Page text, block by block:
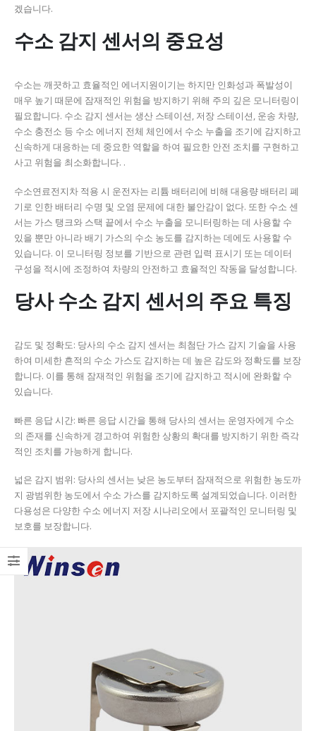
겠습니다.
수소 감지 센서의 중요성
수소는 깨끗하고 효율적인 에너지원이기는 하지만 인화성과 폭발성이
매우 높기 때문에 잠재적인 위험을 방지하기 위해 주의 깊은 모니터링이
필요합니다. 수소 감지 센서는 생산 스테이션, 저장 스테이션, 운송 차량,
수소 충전소 등 수소 에너지 전체 체인에서 수소 누출을 조기에 감지하고
신속하게 대응하는 데 중요한 역할을 하여 필요한 안전 조치를 구현하고
사고 위험을 최소화합니다. .
수소연료전지차 적용 시 운전자는 리튬 배터리에 비해 대용량 배터리 폐
기로 인한 배터리 수명 및 오염 문제에 대한 불안감이 없다. 또한 수소 센
서는 가스 탱크와 스택 끝에서 수소 누출을 모니터링하는 데 사용할 수
있을 뿐만 아니라 배기 가스의 수소 농도를 감지하는 데에도 사용할 수
있습니다. 이 모니터링 정보를 기반으로 관련 입력 표시기 또는 데이터
구성을 적시에 조정하여 차량의 안전하고 효율적인 작동을 달성합니다.
당사 수소 감지 센서의 주요 특징
감도 및 정확도: 당사의 수소 감지 센서는 최첨단 가스 감지 기술을 사용
하여 미세한 흔적의 수소 가스도 감지하는 데 높은 감도와 정확도를 보장
합니다. 이를 통해 잠재적인 위험을 조기에 감지하고 적시에 완화할 수
있습니다.
빠른 응답 시간: 빠른 응답 시간을 통해 당사의 센서는 운영자에게 수소
의 존재를 신속하게 경고하여 위험한 상황의 확대를 방지하기 위한 즉각
적인 조치를 가능하게 합니다.
넓은 감지 범위: 당사의 센서는 낮은 농도부터 잠재적으로 위험한 농도까
지 광범위한 농도에서 수소 가스를 감지하도록 설계되었습니다. 이러한
다용성은 다양한 수소 에너지 저장 시나리오에서 포괄적인 모니터링 및
보호를 보장합니다.